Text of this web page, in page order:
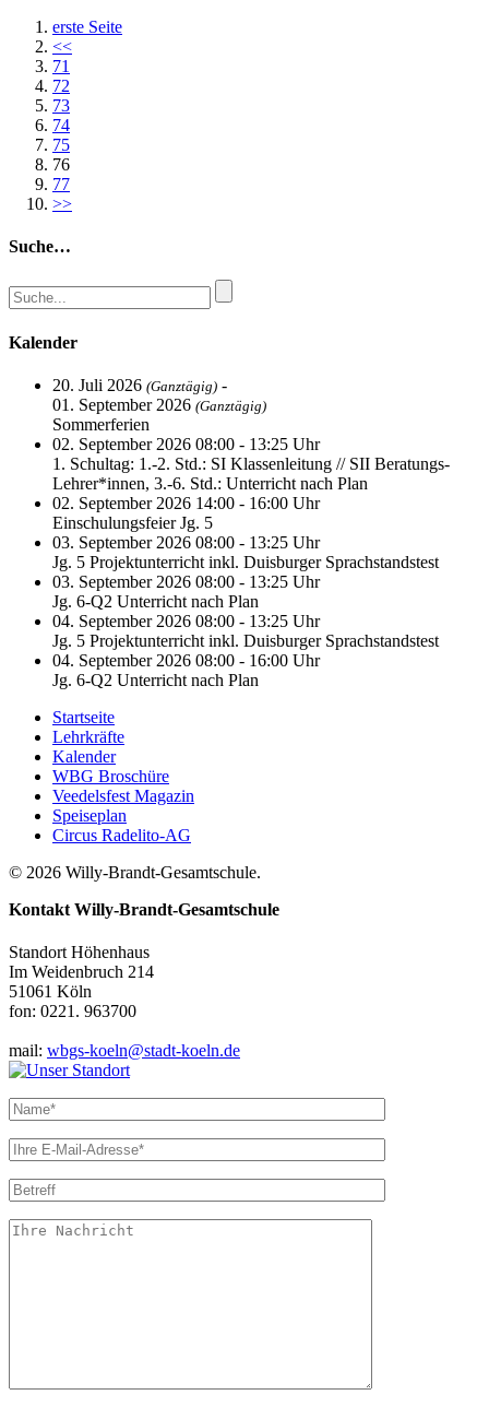
erste Seite
<<
71
72
73
74
75
76
77
>>
Suche…
Kalender
20. Juli 2026 (Ganztägig) -
01. September 2026 (Ganztägig)
Sommerferien
02. September 2026 08:00 - 13:25 Uhr
1. Schultag: 1.-2. Std.: SI Klassenleitung // SII Beratungs-
Lehrer*innen, 3.-6. Std.: Unterricht nach Plan
02. September 2026 14:00 - 16:00 Uhr
Einschulungsfeier Jg. 5
03. September 2026 08:00 - 13:25 Uhr
Jg. 5 Projektunterricht inkl. Duisburger Sprachstandstest
03. September 2026 08:00 - 13:25 Uhr
Jg. 6-Q2 Unterricht nach Plan
04. September 2026 08:00 - 13:25 Uhr
Jg. 5 Projektunterricht inkl. Duisburger Sprachstandstest
04. September 2026 08:00 - 16:00 Uhr
Jg. 6-Q2 Unterricht nach Plan
Startseite
Lehrkräfte
Kalender
WBG Broschüre
Veedelsfest Magazin
Speiseplan
Circus Radelito-AG
© 2026 Willy-Brandt-Gesamtschule.
Kontakt Willy-Brandt-Gesamtschule
Standort Höhenhaus
Im Weidenbruch 214
51061 Köln
fon: 0221. 963700
mail: wbgs-koeln@stadt-koeln.de